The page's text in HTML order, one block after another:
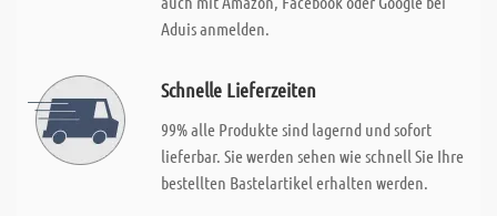
Aduis anmelden.
Schnelle Lieferzeiten
99% alle Produkte sind lagernd und sofort
lieferbar. Sie werden sehen wie schnell Sie Ihre
bestellten Bastelartikel erhalten werden.